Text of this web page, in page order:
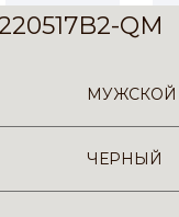
QM
МУЖСКОЙ
ЧЕРНЫЙ